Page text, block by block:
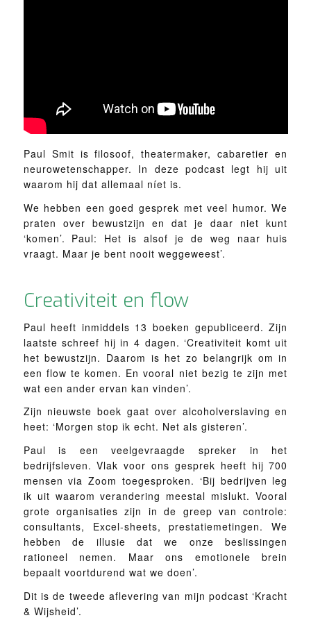
Paul Smit is filosoof, theatermaker, cabaretier en
neurowetenschapper. In deze podcast legt hij uit
waarom hij dat allemaal níet is.
We hebben een goed gesprek met veel humor. We
praten over bewustzijn en dat je daar niet kunt
‘komen’. Paul: Het is alsof je de weg naar huis
vraagt. Maar je bent nooit weggeweest’.
Creativiteit en flow
Paul heeft inmiddels 13 boeken gepubliceerd. Zijn
laatste schreef hij in 4 dagen. ‘Creativiteit komt uit
het bewustzijn. Daarom is het zo belangrijk om in
een flow te komen. En vooral niet bezig te zijn met
wat een ander ervan kan vinden’.
Zijn nieuwste boek gaat over alcoholverslaving en
heet: ‘Morgen stop ik echt. Net als gisteren’.
Paul is een veelgevraagde spreker in het
bedrijfsleven. Vlak voor ons gesprek heeft hij 700
mensen via Zoom toegesproken. ‘Bij bedrijven leg
ik uit waarom verandering meestal mislukt. Vooral
grote organisaties zijn in de greep van controle:
consultants, Excel-sheets, prestatiemetingen. We
hebben de illusie dat we onze beslissingen
rationeel nemen. Maar ons emotionele brein
bepaalt voortdurend wat we doen’.
Dit is de tweede aflevering van mijn podcast ‘Kracht
& Wijsheid’.